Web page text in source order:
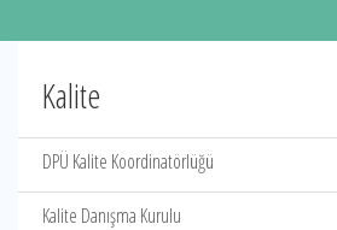
Kalite
DPÜ Kalite Koordinatörlüğü
Kalite Danışma Kurulu